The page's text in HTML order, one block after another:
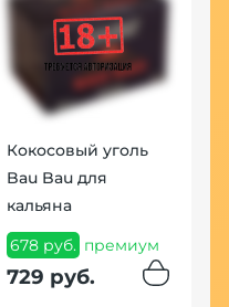
Кокосовый уголь
Bau Bau для
кальяна
678 руб. премиум
729 руб.